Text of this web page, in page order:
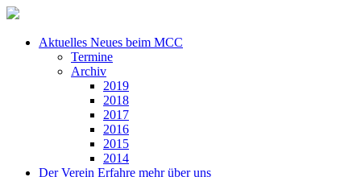
Aktuelles Neues beim MCC
Termine
Archiv
2019
2018
2017
2016
2015
2014
Der Verein Erfahre mehr über uns